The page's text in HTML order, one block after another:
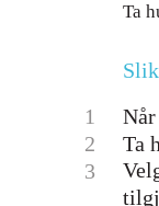
Ta
1
2
Ta
3